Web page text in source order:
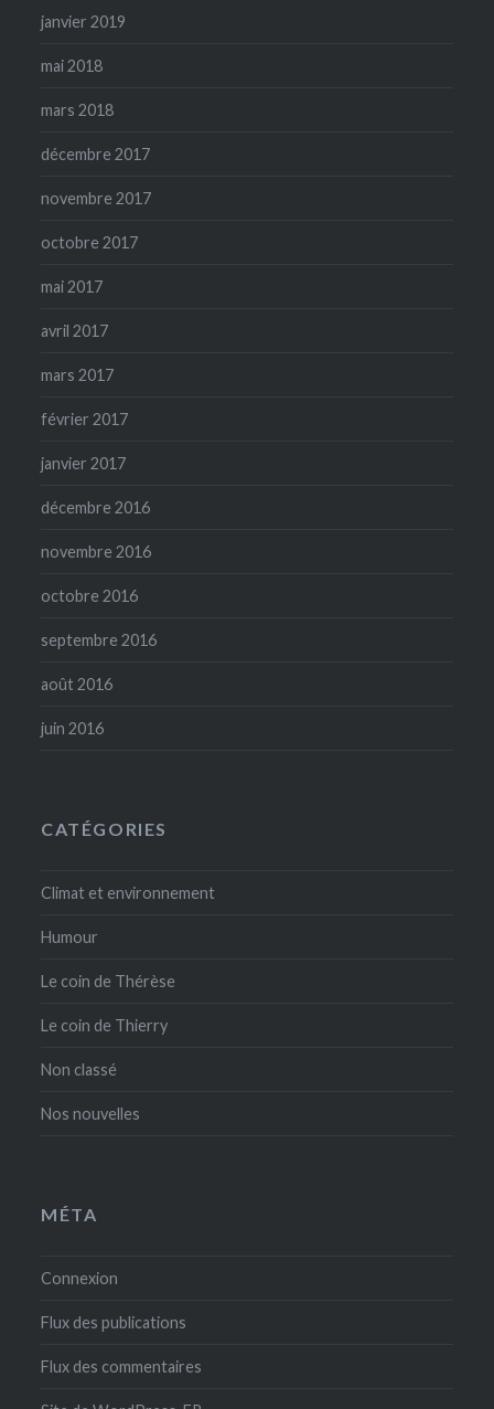
janvier 2019
mai 2018
mars 2018
décembre 2017
novembre 2017
octobre 2017
mai 2017
avril 2017
mars 2017
février 2017
janvier 2017
décembre 2016
novembre 2016
octobre 2016
septembre 2016
août 2016
juin 2016
CATÉGORIES
Climat et environnement
Humour
Le coin de Thérèse
Le coin de Thierry
Non classé
Nos nouvelles
MÉTA
Connexion
Flux des publications
Flux des commentaires